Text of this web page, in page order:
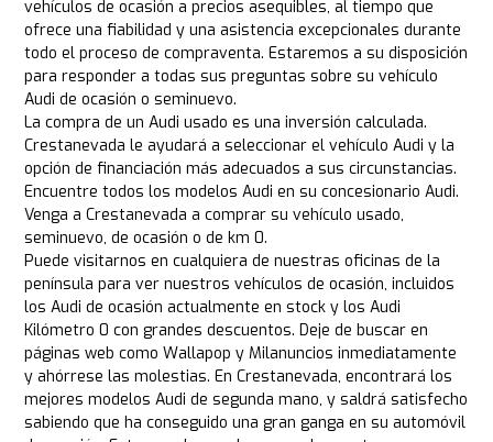
vehículos de ocasión a precios asequibles, al tiempo que
ofrece una fiabilidad y una asistencia excepcionales durante
todo el proceso de compraventa. Estaremos a su disposición
para responder a todas sus preguntas sobre su vehículo
Audi de ocasión o seminuevo.
La compra de un Audi usado es una inversión calculada.
Crestanevada le ayudará a seleccionar el vehículo Audi y la
opción de financiación más adecuados a sus circunstancias.
Encuentre todos los modelos Audi en su concesionario Audi.
Venga a Crestanevada a comprar su vehículo usado,
seminuevo, de ocasión o de km 0.
Puede visitarnos en cualquiera de nuestras oficinas de la
península para ver nuestros vehículos de ocasión, incluidos
los Audi de ocasión actualmente en stock y los Audi
Kilómetro 0 con grandes descuentos. Deje de buscar en
páginas web como Wallapop y Milanuncios inmediatamente
y ahórrese las molestias. En Crestanevada, encontrará los
mejores modelos Audi de segunda mano, y saldrá satisfecho
sabiendo que ha conseguido una gran ganga en su automóvil